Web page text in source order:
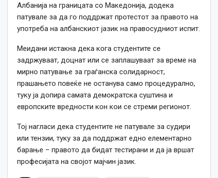
Албанија на границата со Македонија, додека
патувале за да го поддржат протестот за правото на
употреба на албанскиот јазик на правосудниот испит.
Меидани истакна дека кога студентите се
задржуваат, доцнат или се заплашуваат за време на
мирно патување за граѓанска солидарност,
прашањето повеќе не останува само процедурално,
туку ја допира самата демократска суштина и
европските вредности кон кои се стреми регионот.
Тој нагласи дека студентите не патувале за судири
или тензии, туку за да поддржат едно елементарно
барање – правото да бидат тестирани и да ја вршат
професијата на својот мајчин јазик.